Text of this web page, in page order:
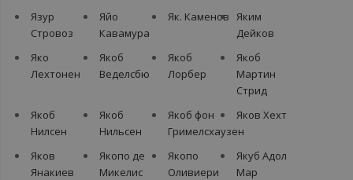
Язур
Стровоз
Яйо
Кавамура
Як. Каменов Яким
Дейков
Яко
Лехтонен
Якоб
Веделсбю
Якоб
Лорбер
Якоб
Мартин
Стрид
Якоб
Нилсен
Якоб
Нильсен
Якоб фон
Гримелсхаузен
Яков Хехт
Яков
Янакиев
Якопо де
Микелис
Якопо
Оливиери
Якуб Адол
Мар